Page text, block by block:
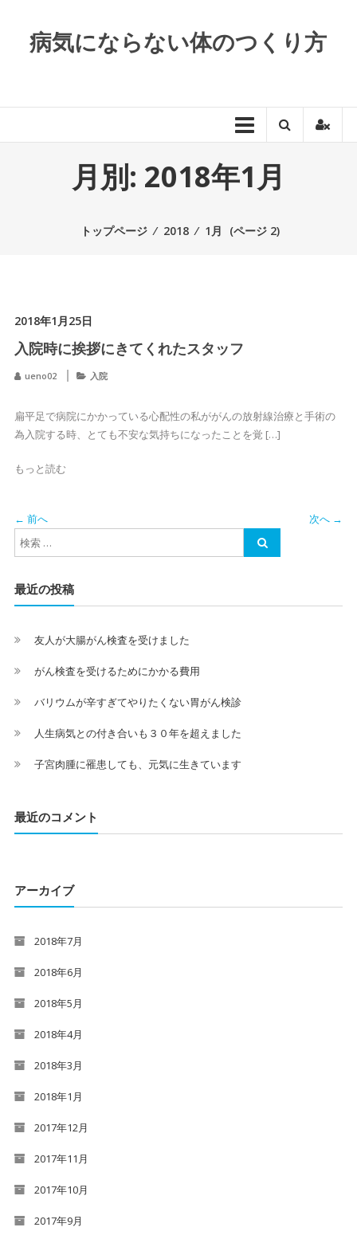
病気にならない体のつくり方
月別: 2018年1月
トップページ ⁄ 2018 ⁄ 1月 (ページ 2)
2018年1月25日
入院時に挨拶にきてくれたスタッフ
ueno02 入院
扁平足で病院にかかっている心配性の私ががんの放射線治療と手術の
為入院する時、とても不安な気持ちになったことを覚 […]
もっと読む
← 前へ 次へ →
最近の投稿
友人が大腸がん検査を受けました
がん検査を受けるためにかかる費用
バリウムが辛すぎてやりたくない胃がん検診
人生病気との付き合いも３０年を超えました
子宮肉腫に罹患しても、元気に生きています
最近のコメント
アーカイブ
2018年7月
2018年6月
2018年5月
2018年4月
2018年3月
2018年1月
2017年12月
2017年11月
2017年10月
2017年9月